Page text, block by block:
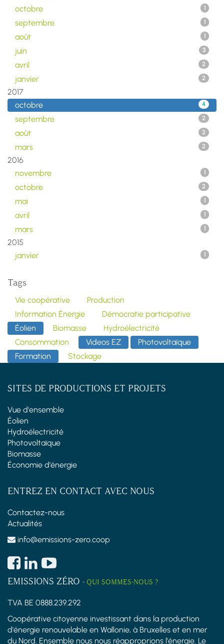
octobre 1
septembre 1
août 1
juin 3
avril 2
janvier 2
2017
octobre
4
septembre 2
août 2
mars 2
2016
novembre
1
octobre 2
mai 1
avril 1
mars 1
2015
janvier
1
Tags
Vie coopérative
Production
Information Énergie
Démocratie participative
Éolien
Biomasse
Hydroélectricité
Consommation
Videos EZ
Photovoltaïque
Formation
Stockage
SITES DE PRODUCTIONS ET PROJETS
Vue d'ensemble
Éolien
Hydroélectricité
Photovoltaïque
Biomasse
Économie d'énergie
ENTREZ EN CONTACT AVEC NOUS
Contactez-nous
Actualités
info@emissions-zero.coop
EMISSIONS ZÉRO - QUI SOMMES-NOUS ?
TVA BE 0888.239.292
Coopérative citoyenne investissant dans la production
d'énergie renouvelable en Wallonie, à Bruxelles et en mer
du Nord. Ensemble nous nous réapproprions l'énergie. Le